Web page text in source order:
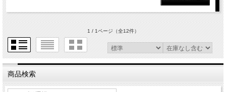
1 / 1ページ（全12件）
商品検索